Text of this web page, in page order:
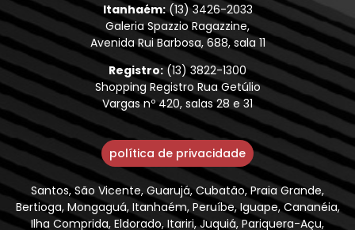
Itanhaém:(13) 3426-2033
Galeria Spazzio Ragazzine,
Avenida Rui Barbosa, 688, sala 11
Registro:(13) 3822-1300
Shopping Registro Rua Getúlio
Vargas nº 420, salas 28 e 31
política de privacidade
Santos, São Vicente, Guarujá, Cubatão, Praia Grande,
Bertioga, Mongaguá, Itanhaém, Peruíbe, Iguape, Cananéia,
Ilha Comprida, Eldorado, Itariri, Juquiá, Pariquera-Açu,